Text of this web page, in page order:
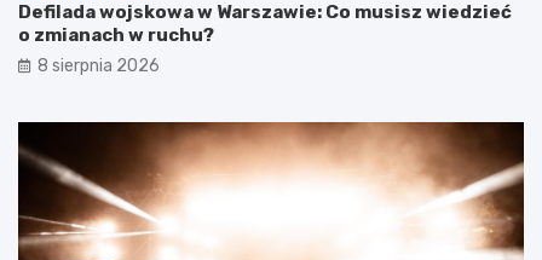
Defilada wojskowa w Warszawie: Co musisz wiedzieć
o zmianach w ruchu?
8 sierpnia 2026